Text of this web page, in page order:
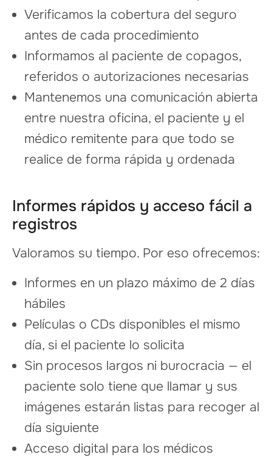
Verificamos la cobertura del seguro
antes de cada procedimiento
Informamos al paciente de copagos,
referidos o autorizaciones necesarias
Mantenemos una comunicación abierta
entre nuestra oficina, el paciente y el
médico remitente para que todo se
realice de forma rápida y ordenada
Informes rápidos y acceso fácil a
registros
Valoramos su tiempo. Por eso ofrecemos:
Informes en un plazo máximo de 2 días
hábiles
Películas o CDs disponibles el mismo
día, si el paciente lo solicita
Sin procesos largos ni burocracia — el
paciente solo tiene que llamar y sus
imágenes estarán listas para recoger al
día siguiente
Acceso digital para los médicos